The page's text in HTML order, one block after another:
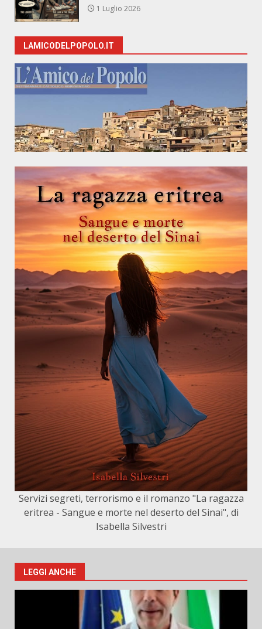
1 Luglio 2026
LAMICODELPOPOLO.IT
Servizi segreti, terrorismo e il romanzo "La ragazza
eritrea - Sangue e morte nel deserto del Sinai", di
Isabella Silvestri
LEGGI ANCHE